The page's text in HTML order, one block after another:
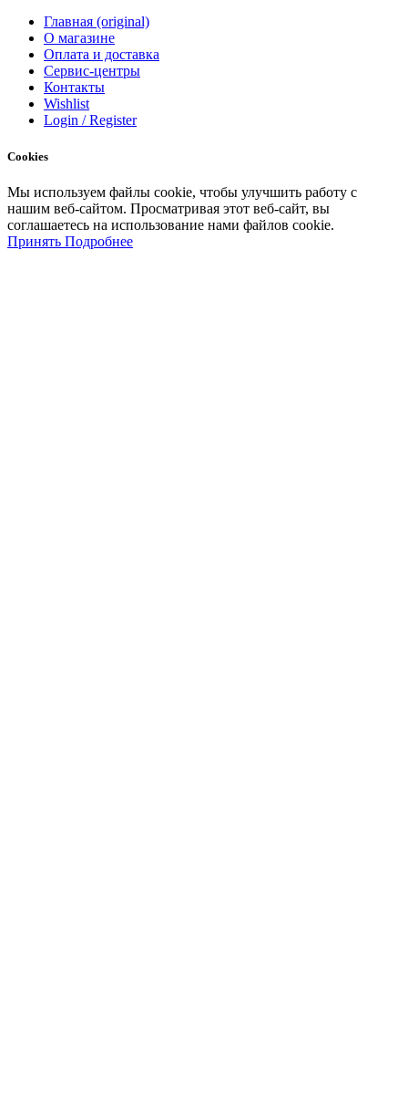
Главная (original)
О магазине
Оплата и доставка
Сервис-центры
Контакты
Wishlist
Login / Register
Cookies
Мы используем файлы cookie, чтобы улучшить работу с
нашим веб-сайтом. Просматривая этот веб-сайт, вы
соглашаетесь на использование нами файлов cookie.
Принять Подробнее